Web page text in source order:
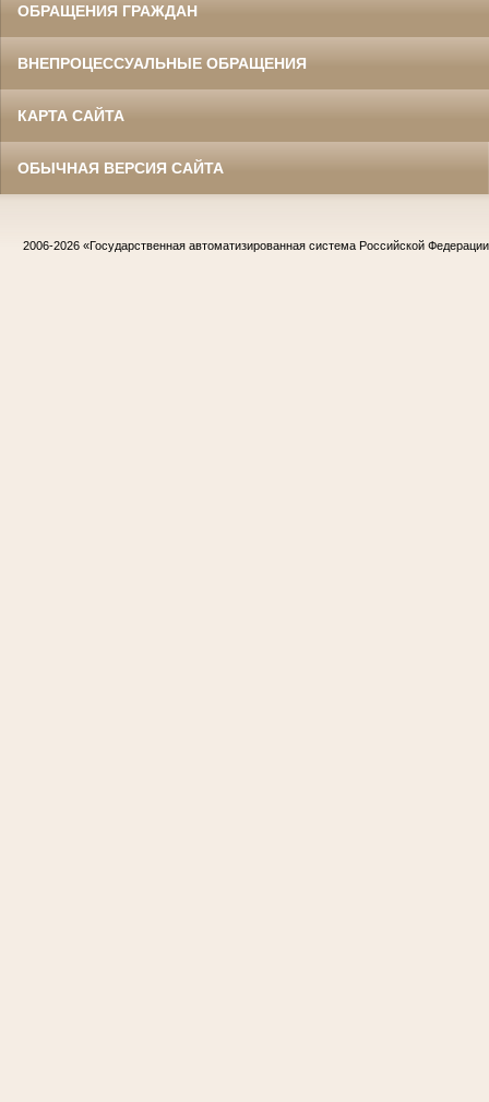
ОБРАЩЕНИЯ ГРАЖДАН
ВНЕПРОЦЕССУАЛЬНЫЕ ОБРАЩЕНИЯ
КАРТА САЙТА
ОБЫЧНАЯ ВЕРСИЯ САЙТА
2006-2026 «Государственная автоматизированная система Российской